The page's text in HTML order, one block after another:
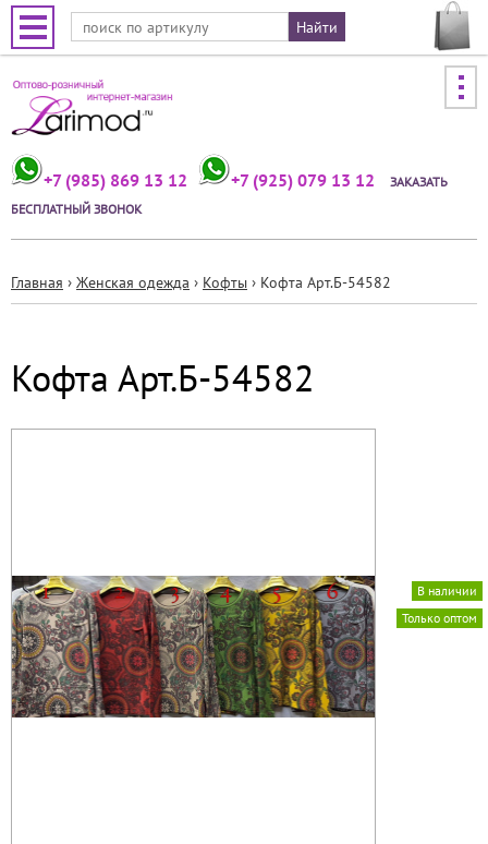
Jump to navigation
+7 (985) 869 13 12 +7 (925) 079 13 12
ЗАКАЗАТЬ
БЕСПЛАТНЫЙ ЗВОНОК
здесь
Главная › Женская одежда › Кофты › Кофта Арт.Б-54582
Кофта Арт.Б-54582
Только оптом
В наличии